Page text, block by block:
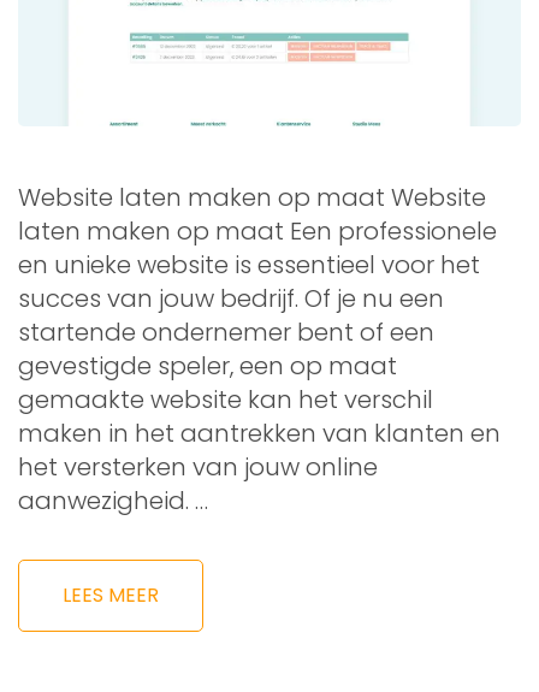
Website laten maken op maat Website
laten maken op maat Een professionele
en unieke website is essentieel voor het
succes van jouw bedrijf. Of je nu een
startende ondernemer bent of een
gevestigde speler, een op maat
gemaakte website kan het verschil
maken in het aantrekken van klanten en
het versterken van jouw online
aanwezigheid. …
LEES MEER